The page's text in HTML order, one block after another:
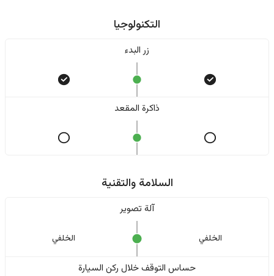
التكنولوجيا
زر البدء
ذاكرة المقعد
السلامة والتقنية
آلة تصوير
الخلفي الخلفي
حساس التوقف خلال ركن السيارة